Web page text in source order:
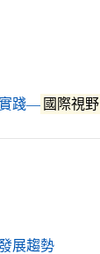
實踐— 國際視野
展趨勢（另開